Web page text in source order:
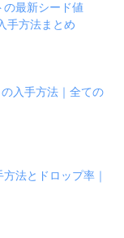
の最新シード値
手方法まとめ
入手方法｜全ての
法とドロップ率｜